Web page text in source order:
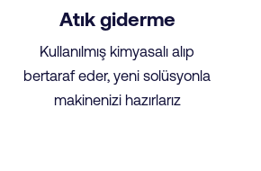
Atık giderme
Kullanılmış kimyasalı alıp
bertaraf eder, yeni solüsyonla
makinenizi hazırlarız